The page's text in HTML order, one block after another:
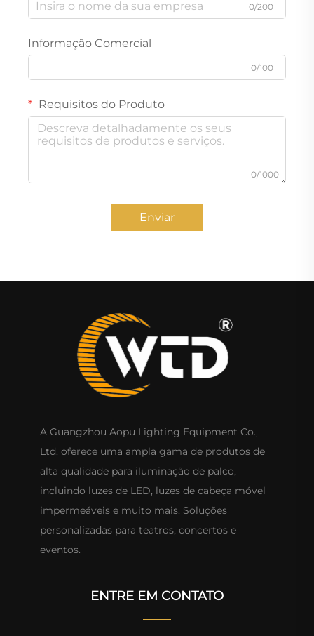
0/200
Informação Comercial
0/100
Requisitos do Produto
0/1000
Enviar
A Guangzhou Aopu Lighting Equipment Co.,
Ltd. oferece uma ampla gama de produtos de
alta qualidade para iluminação de palco,
incluindo luzes de LED, luzes de cabeça móvel
impermeáveis e muito mais. Soluções
personalizadas para teatros, concertos e
eventos.
ENTRE EM CONTATO